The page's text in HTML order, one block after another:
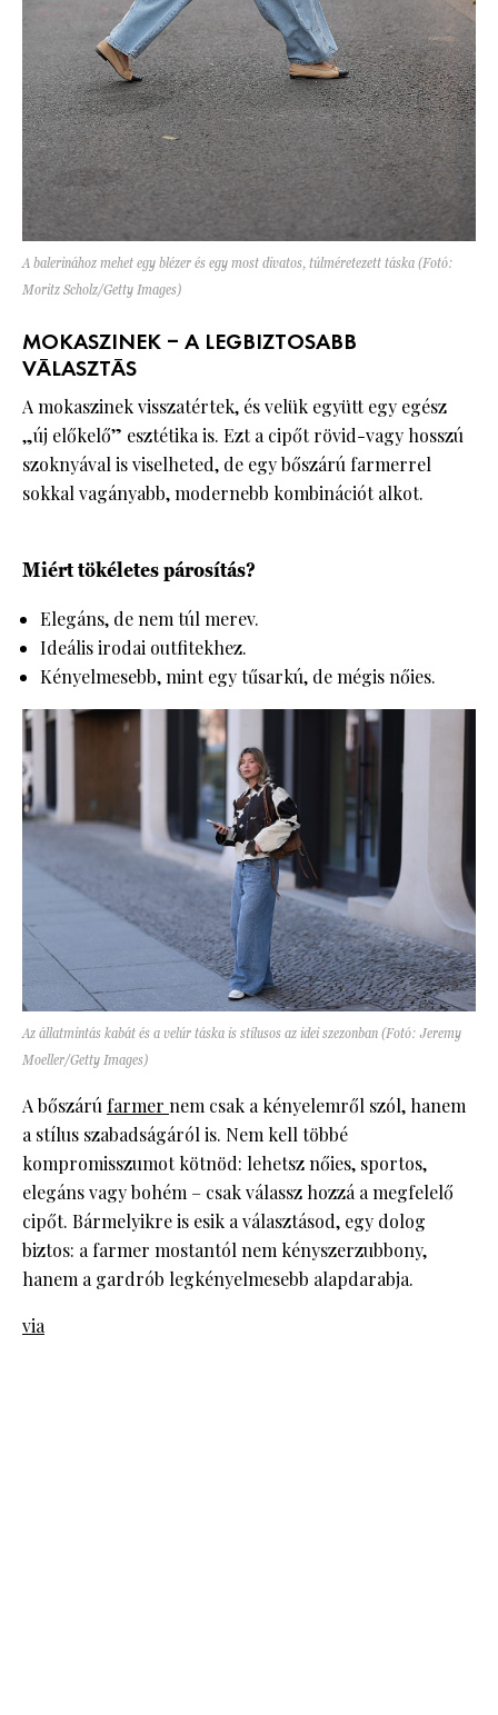
A balerinához mehet egy blézer és egy most divatos, túlméretezett táska (Fotó:
Moritz Scholz/Getty Images)
MOKASZINEK – A LEGBIZTOSABB
VÁLASZTÁS
A mokaszinek visszatértek, és velük együtt egy egész
„új előkelő” esztétika is. Ezt a cipőt rövid-vagy hosszú
szoknyával is viselheted, de egy bőszárú farmerrel
sokkal vagányabb, modernebb kombinációt alkot.
Miért tökéletes párosítás?
Elegáns, de nem túl merev.
Ideális irodai outfitekhez.
Kényelmesebb, mint egy tűsarkú, de mégis nőies.
Az állatmintás kabát és a velúr táska is stílusos az idei szezonban (Fotó: Jeremy
Moeller/Getty Images)
A bőszárú farmer nem csak a kényelemről szól, hanem
a stílus szabadságáról is. Nem kell többé
kompromisszumot kötnöd: lehetsz nőies, sportos,
elegáns vagy bohém – csak válassz hozzá a megfelelő
cipőt. Bármelyikre is esik a választásod, egy dolog
biztos: a farmer mostantól nem kényszerzubbony,
hanem a gardrób legkényelmesebb alapdarabja.
via